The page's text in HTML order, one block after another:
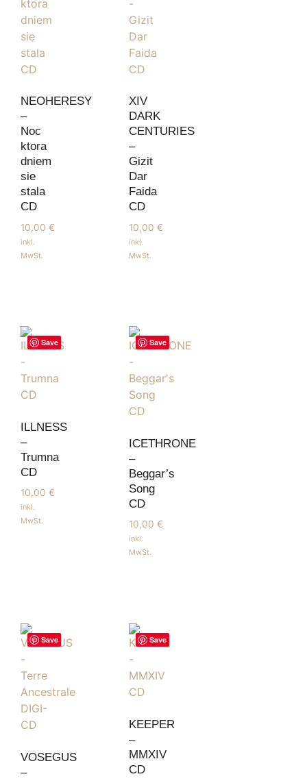
NEOHERESY
–
Noc
ktora
dniem
sie
stala
CD
10,00 €
inkl.
MwSt.
XIV
DARK
CENTURIES
–
Gizit
Dar
Faida
CD
10,00€
inkl.
MwSt.
Save
ILLNESS
–
Trumna
CD
10,00 €
inkl.
MwSt.
Save
ICETHRONE
–
Beggar’s
Song
CD
10,00€
inkl.
MwSt.
Save
VOSEGUS
–
Save
KEEPER
–
MMXIV
CD